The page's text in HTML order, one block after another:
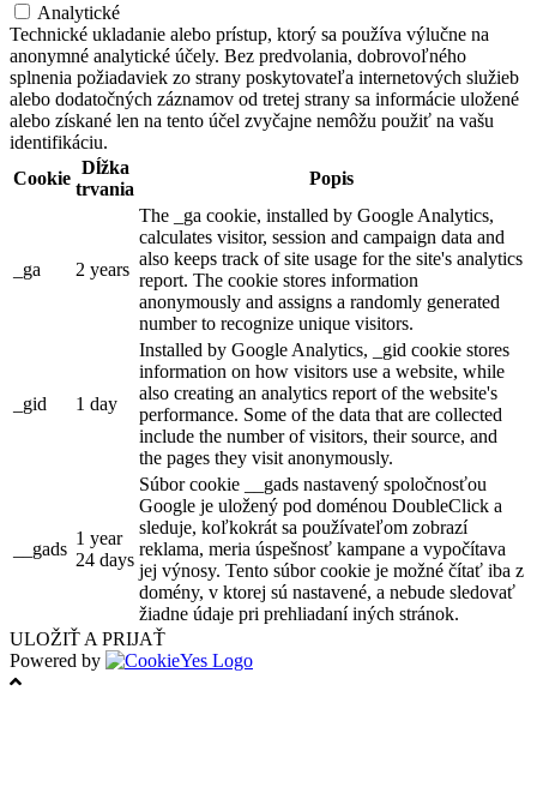
Analytické
Technické ukladanie alebo prístup, ktorý sa používa výlučne na
anonymné analytické účely. Bez predvolania, dobrovoľného
splnenia požiadaviek zo strany poskytovateľa internetových služieb
alebo dodatočných záznamov od tretej strany sa informácie uložené
alebo získané len na tento účel zvyčajne nemôžu použiť na vašu
identifikáciu.
Cookie
Dĺžka
trvania
Popis
_ga 2 years
The _ga cookie, installed by Google Analytics,
calculates visitor, session and campaign data and
also keeps track of site usage for the site's analytics
report. The cookie stores information
anonymously and assigns a randomly generated
number to recognize unique visitors.
_gid 1 day
Installed by Google Analytics, _gid cookie stores
information on how visitors use a website, while
also creating an analytics report of the website's
performance. Some of the data that are collected
include the number of visitors, their source, and
the pages they visit anonymously.
__gads
1 year
24 days
Súbor cookie __gads nastavený spoločnosťou
Google je uložený pod doménou DoubleClick a
sleduje, koľkokrát sa používateľom zobrazí
reklama, meria úspešnosť kampane a vypočítava
jej výnosy. Tento súbor cookie je možné čítať iba z
domény, v ktorej sú nastavené, a nebude sledovať
žiadne údaje pri prehliadaní iných stránok.
ULOŽIŤ A PRIJAŤ
Powered by